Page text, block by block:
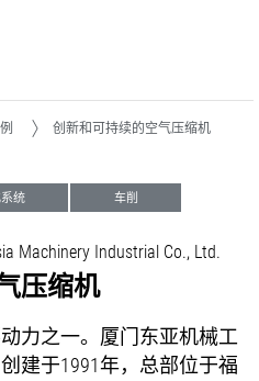
创新和可持续的空气压缩机
统 车削
Machinery Industrial Co., Ltd.
压缩机
力之一。厦门东亚机械工
建于1991年，总部位于福